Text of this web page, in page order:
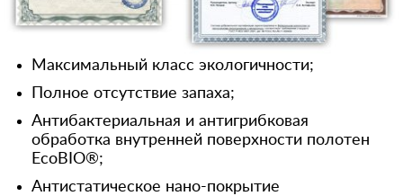
Максимальный класс экологичности;
Полное отсутствие запаха;
Антибактериальная и антигрибковая
обработка внутренней поверхности полотен
EcoBIO®;
Антистатическое нано-покрытие